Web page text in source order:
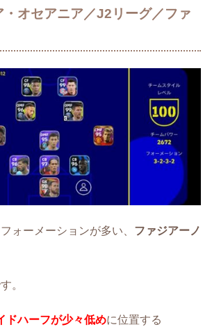
・オセアニア／J2リーグ／ファ
ォーメーションが多い、 ファジアーノ
。
ドハーフが少々低めに位置する